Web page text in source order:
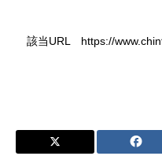
該当URL https://